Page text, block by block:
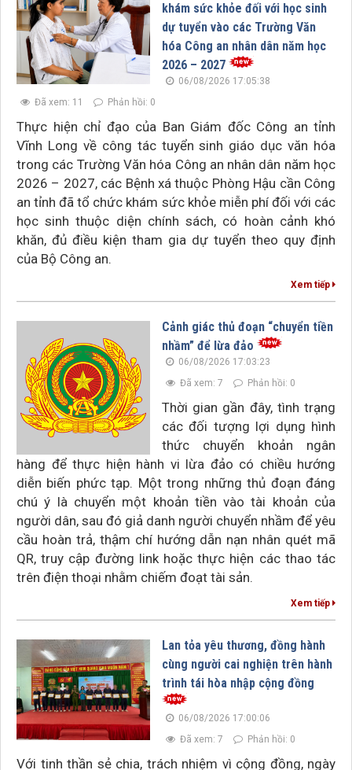
khám sức khỏe đối với học sinh
dự tuyển vào các Trường Văn
hóa Công an nhân dân năm học
2026 – 2027
06/08/2026 17:05:38
Đã xem: 11
Phản hồi: 0
Thực hiện chỉ đạo của Ban Giám đốc Công an tỉnh
Vĩnh Long về công tác tuyển sinh giáo dục văn hóa
trong các Trường Văn hóa Công an nhân dân năm học
2026 – 2027, các Bệnh xá thuộc Phòng Hậu cần Công
an tỉnh đã tổ chức khám sức khỏe miễn phí đối với các
học sinh thuộc diện chính sách, có hoàn cảnh khó
khăn, đủ điều kiện tham gia dự tuyển theo quy định
của Bộ Công an.
Xem tiếp
Cảnh giác thủ đoạn “chuyển tiền
nhầm” để lừa đảo
06/08/2026 17:03:23
Đã xem: 7
Phản hồi: 0
Thời gian gần đây, tình trạng
các đối tượng lợi dụng hình
thức chuyển khoản ngân
hàng để thực hiện hành vi lừa đảo có chiều hướng
diễn biến phức tạp. Một trong những thủ đoạn đáng
chú ý là chuyển một khoản tiền vào tài khoản của
người dân, sau đó giả danh người chuyển nhầm để yêu
cầu hoàn trả, thậm chí hướng dẫn nạn nhân quét mã
QR, truy cập đường link hoặc thực hiện các thao tác
trên điện thoại nhằm chiếm đoạt tài sản.
Xem tiếp
Lan tỏa yêu thương, đồng hành
cùng người cai nghiện trên hành
trình tái hòa nhập cộng đồng
06/08/2026 17:00:06
Đã xem: 7
Phản hồi: 0
Với tinh thần sẻ chia, trách nhiệm vì cộng đồng, ngày